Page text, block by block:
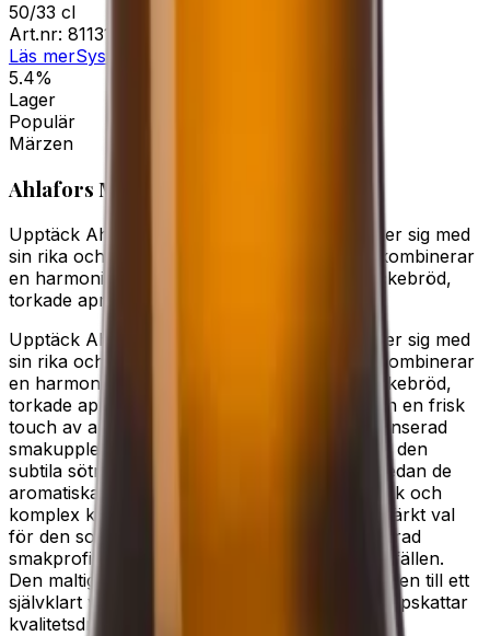
50/33 cl
Art.nr: 81131-06
Läs merSystembolaget
5.4%
Lager
Populär
Märzen
Ahlafors Märzen
Upptäck Ahlafors Märzen, en öl som utmärker sig med
sin rika och maltiga doft. Denna unika dryck kombinerar
en harmonisk blandning av aromer som knäckebröd,
torkade aprikoser, choklad,…
Upptäck Ahlafors Märzen, en öl som utmärker sig med
sin rika och maltiga doft. Denna unika dryck kombinerar
en harmonisk blandning av aromer som knäckebröd,
torkade aprikoser, choklad, honung, örter och en frisk
touch av apelsin. Varje klunk erbjuder en balanserad
smakupplevelse där de maltiga inslagen möter den
subtila sötman från honung och aprikoser, medan de
aromatiska örterna och apelsinen tillför en frisk och
komplex karaktär. Ahlafors Märzen är ett utmärkt val
för den som söker en öl med djup och nyanserad
smakprofil, perfekt för att avnjutas vid olika tillfällen.
Den maltiga doften och de rika aromerna gör den till ett
självklart val för den kräsne ölälskaren som uppskattar
kvalitetsdrycker med karaktär och elegans.